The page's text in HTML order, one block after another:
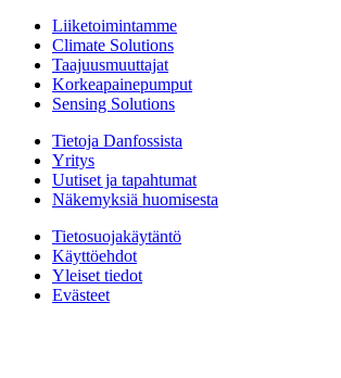
Liiketoimintamme
Climate Solutions
Taajuusmuuttajat
Korkeapainepumput
Sensing Solutions
Tietoja Danfossista
Yritys
Uutiset ja tapahtumat
Näkemyksiä huomisesta
Tietosuojakäytäntö
Käyttöehdot
Yleiset tiedot
Evästeet